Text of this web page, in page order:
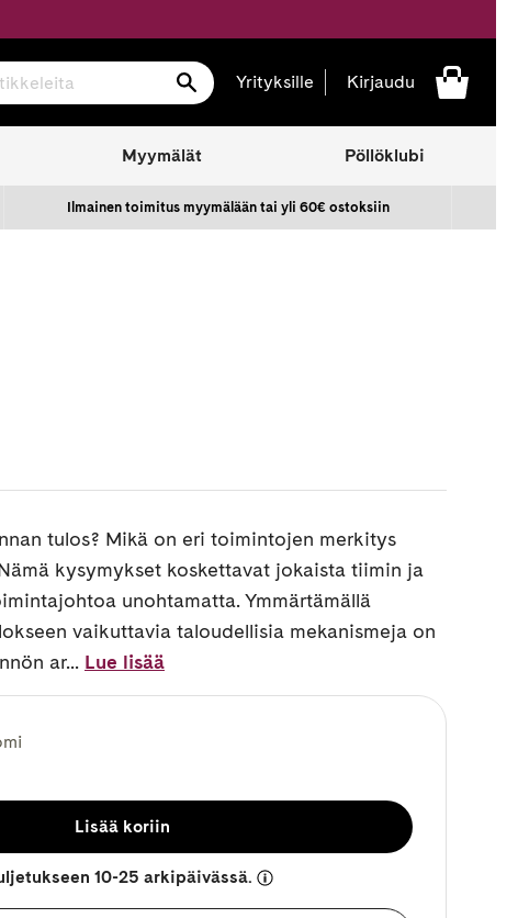
Hae Yrityksille Kirjaudu
Myymälät Pöllöklubi
Ilmainen toimitus myymälään tai yli 60€ ostoksiin
tulos? Mikä on eri toimintojen merkitys
kysymykset koskettavat jokaista tiimin ja
unohtamatta. Ymmärtämällä
vaikuttavia taloudellisia mekanismeja on
ar... Lue lisää
Lisää koriin
10-25 arkipäivässä.